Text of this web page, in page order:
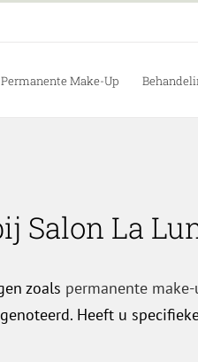
Permanente Make-Up
Salon La
zoals permanente make-
Heeft u